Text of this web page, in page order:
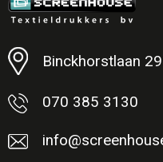
Minimale
Binckhorstlaan
070 385 3130